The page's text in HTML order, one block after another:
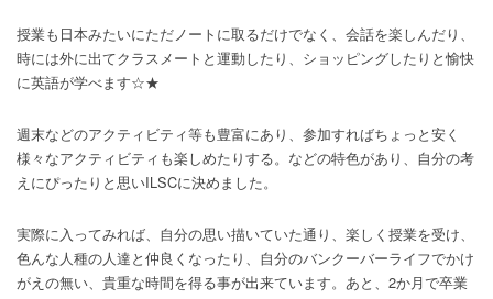
授業も日本みたいにただノートに取るだけでなく、会話を楽しんだり、
時には外に出てクラスメートと運動したり、ショッピングしたりと愉快
に英語が学べます☆★
週末などのアクティビティ等も豊富にあり、参加すればちょっと安く
様々なアクティビティも楽しめたりする。などの特色があり、自分の考
えにぴったりと思いILSCに決めました。
実際に入ってみれば、自分の思い描いていた通り、楽しく授業を受け、
色んな人種の人達と仲良くなったり、自分のバンクーバーライフでかけ
がえの無い、貴重な時間を得る事が出来ています。あと、2か月で卒業